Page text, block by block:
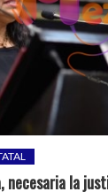
necesaria la